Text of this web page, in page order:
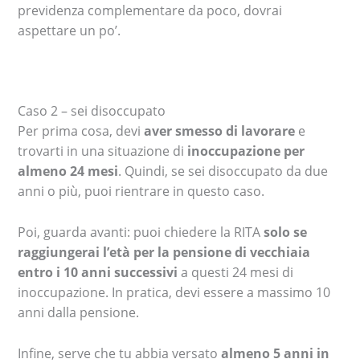
previdenza complementare da poco, dovrai
aspettare un po’.
Caso 2 – sei disoccupato
Per prima cosa, deviaver smesso di lavorare e
trovarti in una situazione di inoccupazione per
almeno 24 mesi. Quindi, se sei disoccupato da due
anni o più, puoi rientrare in questo caso.
Poi, guarda avanti: puoi chiedere la RITAsolo se
raggiungerai l’età per la pensione di vecchiaia
entro i 10 anni successivi a questi 24 mesi di
inoccupazione. In pratica, devi essere a massimo 10
anni dalla pensione.
Infine, serve che tu abbia versatoalmeno 5 anni in